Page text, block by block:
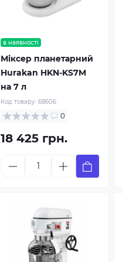
в наявності
Міксер планетарний
Hurakan HKN-KS7M
на 7 л
Код товару: 68606
0
18 425 грн.